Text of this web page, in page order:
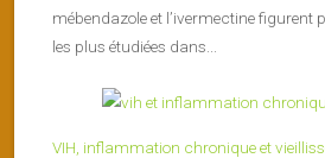
mébendazole et l’ivermectine figurent
les plus étudiées dans...
VIH, inflammation chronique et